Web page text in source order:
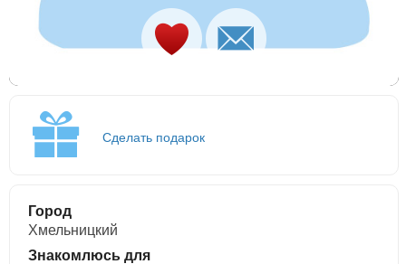
Сделать подарок
Город
Хмельницкий
Знакомлюсь для